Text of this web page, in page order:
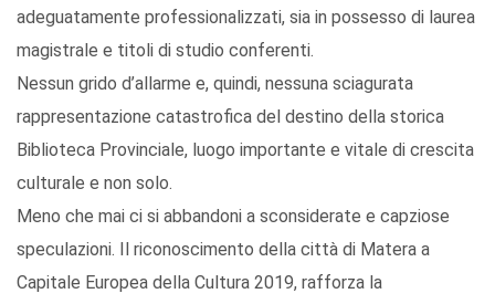
adeguatamente professionalizzati, sia in possesso di laurea
magistrale e titoli di studio conferenti.
Nessun grido d’allarme e, quindi, nessuna sciagurata
rappresentazione catastrofica del destino della storica
Biblioteca Provinciale, luogo importante e vitale di crescita
culturale e non solo.
Meno che mai ci si abbandoni a sconsiderate e capziose
speculazioni. Il riconoscimento della città di Matera a
Capitale Europea della Cultura 2019, rafforza la